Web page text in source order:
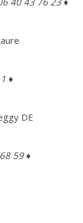
♦
DE
59 ♦